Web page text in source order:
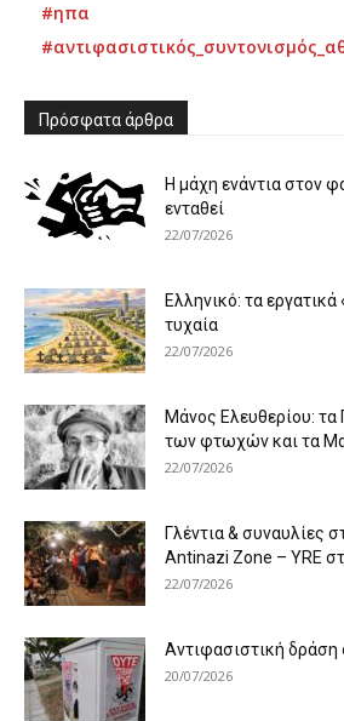
#ηπα
Πρόσφατα άρθρα
Η μάχη ενάντια στον
ενταθεί
22/07/2026
Ελληνικό: τα εργατικά
τυχαία
22/07/2026
Μάνος Ελευθερίου:
των φτωχών και τα
22/07/2026
Γλέντια & συναυλίες
Antinazi Zone – YRE
22/07/2026
Αντιφασιστική δράση
20/07/2026